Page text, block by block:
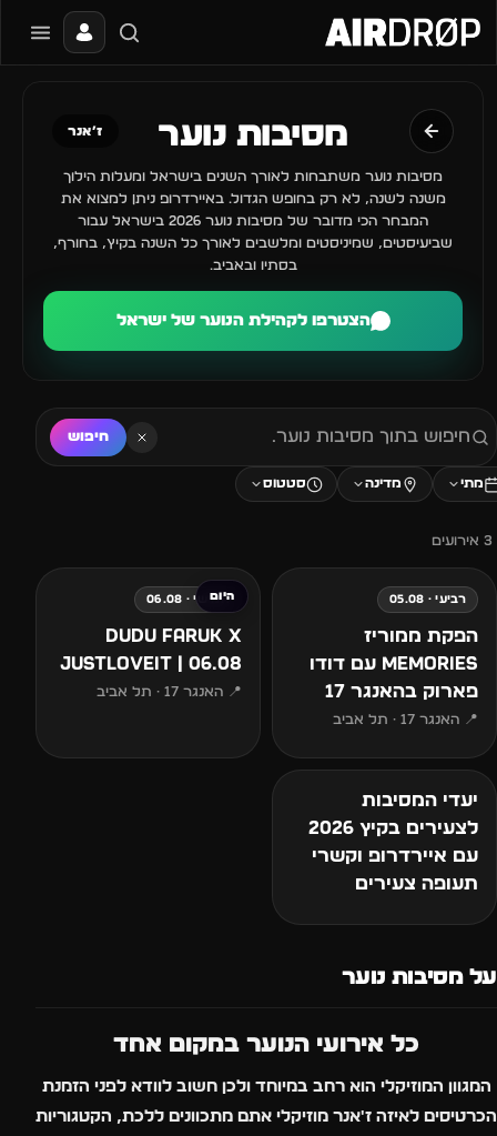
פסטיבלים 🎶 מועדונים חו״ל 📰ז׳אנר מסיבות נוער
מסיבות נוער משתבחות לאורך השנים בישראל ומעלות הילוך
משנה לשנה, לא רק בחופש הגדול. באיירדרופ ניתן למצוא את
המבחר הכי מדובר של מסיבות נוער 2026 בישראל עבור
שביעיסטים, שמיניסטים ומלשבים לאורך כל השנה בקיץ, בחורף,
בסתיו ובאביב.
הצטרפו לקהילת הנוער של ישראל
חיפוש
מתי מדינה סטטוס
3 אירועיםהחל מ-₪150
רביעי · 05.08
הפקת ממוריז
Memories עם דודו
פארוק בהאנגר 17
📍 האנגר 17 · תל אביב
היום
חמישי · 06.08
DUDU FARUK x
JUSTLOVEIT | 06.08
📍 האנגר 17 · תל אביב
יעדי המסיבות
לצעירים בקיץ 2026
עם איירדרופ וקשרי
תעופה צעירים
על מסיבות נוער
כל אירועי הנוער במקום אחד
המגוון המוזיקלי הוא רחב במיוחד ולכן חשוב לוודא לפני הזמנת
הכרטיסים לאיזה ז'אנר מוזיקלי אתם מתכוונים ללכת, הקטגוריות